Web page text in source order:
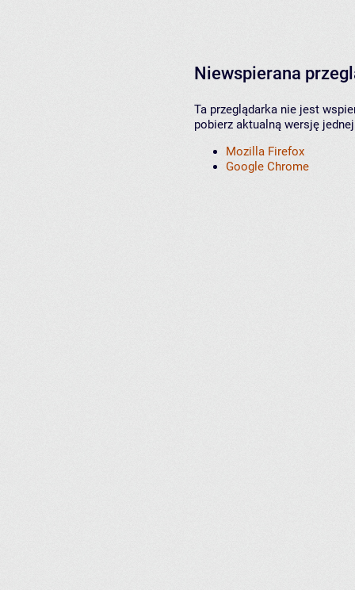
Niewspierana
Ta przeglądarka nie jest
pobierz aktualną wersję
Mozilla Firefox
Google Chrome